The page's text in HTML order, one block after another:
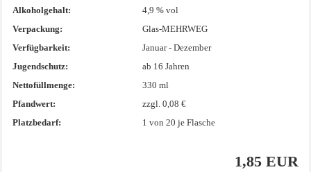
Alkoholgehalt:
4,9 % vol
Verpackung:
Glas-MEHRWEG
Verfügbarkeit:
Januar - Dezember
Jugendschutz:
ab 16 Jahren
Nettofüllmenge:
330 ml
Pfandwert:
zzgl. 0,08 €
Platzbedarf:
1 von 20 je Flasche
1,85 EUR